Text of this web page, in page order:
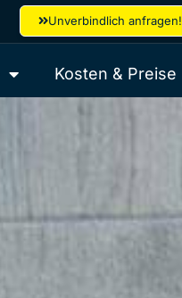
Unverbindlich anfragen!
Kosten & Preise